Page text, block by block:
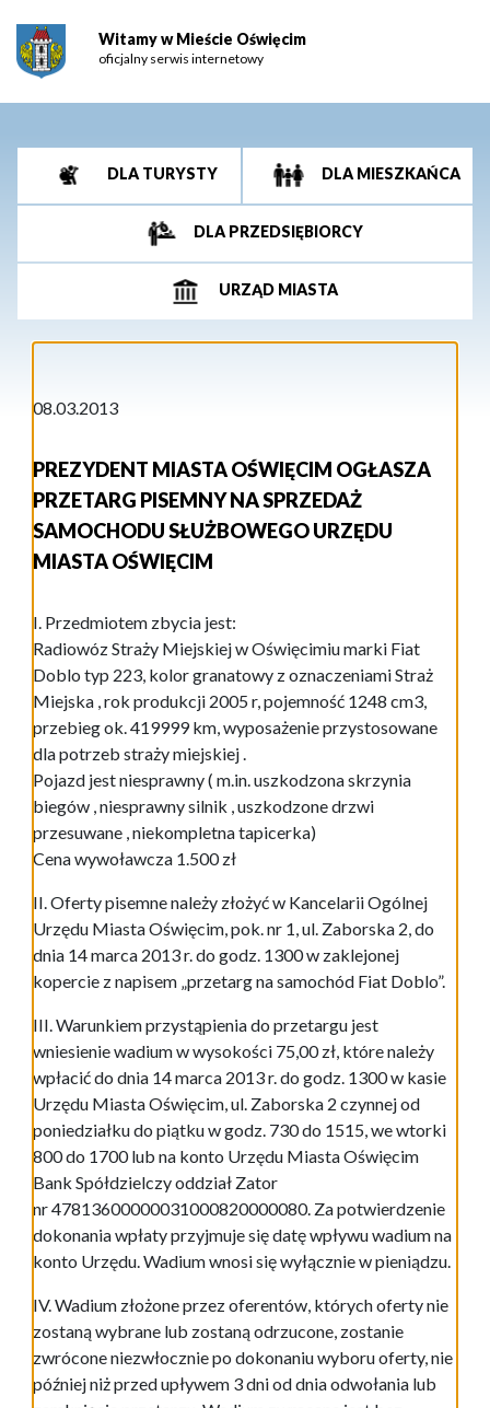
Witamy w Mieście Oświęcim
oficjalny serwis internetowy
DLA TURYSTY DLA MIESZKAŃCA
DLA PRZEDSIĘBIORCY
URZĄD MIASTA
08.03.2013
PREZYDENT MIASTA OŚWIĘCIM OGŁASZA
PRZETARG PISEMNY NA SPRZEDAŻ
SAMOCHODU SŁUŻBOWEGO URZĘDU
MIASTA OŚWIĘCIM
I. Przedmiotem zbycia jest:
Radiowóz Straży Miejskiej w Oświęcimiu marki Fiat
Doblo typ 223, kolor granatowy z oznaczeniami Straż
Miejska , rok produkcji 2005 r, pojemność 1248 cm3,
przebieg ok. 419999 km, wyposażenie przystosowane
dla potrzeb straży miejskiej .
Pojazd jest niesprawny ( m.in. uszkodzona skrzynia
biegów , niesprawny silnik , uszkodzone drzwi
przesuwane , niekompletna tapicerka)
Cena wywoławcza 1.500 zł
II. Oferty pisemne należy złożyć w Kancelarii Ogólnej
Urzędu Miasta Oświęcim, pok. nr 1, ul. Zaborska 2, do
dnia 14 marca 2013 r. do godz. 1300 w zaklejonej
kopercie z napisem „przetarg na samochód Fiat Doblo”.
III. Warunkiem przystąpienia do przetargu jest
wniesienie wadium w wysokości 75,00 zł, które należy
wpłacić do dnia 14 marca 2013 r. do godz. 1300 w kasie
Urzędu Miasta Oświęcim, ul. Zaborska 2 czynnej od
poniedziałku do piątku w godz. 730 do 1515, we wtorki
800 do 1700 lub na konto Urzędu Miasta Oświęcim
Bank Spółdzielczy oddział Zator
nr 47813600000031000820000080. Za potwierdzenie
dokonania wpłaty przyjmuje się datę wpływu wadium na
konto Urzędu. Wadium wnosi się wyłącznie w pieniądzu.
IV. Wadium złożone przez oferentów, których oferty nie
zostaną wybrane lub zostaną odrzucone, zostanie
zwrócone niezwłocznie po dokonaniu wyboru oferty, nie
później niż przed upływem 3 dni od dnia odwołania lub